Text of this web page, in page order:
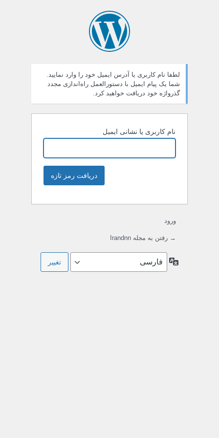
لطفا نام کاربری یا آدرس ایمیل خود را وارد نمایید.
شما یک پیام ایمیل با دستورالعمل راه‌اندازی مجدد
گذرواژه خود دریافت خواهید کرد.
نام کاربری یا نشانی ایمیل
ورود
→ رفتن به مجله Irandnn
زبان